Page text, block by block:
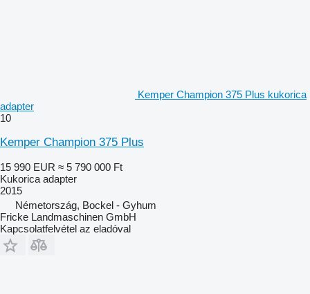
Kemper Champion 375 Plus kukorica
adapter
10
Kemper Champion 375 Plus
15 990 EUR ≈ 5 790 000 Ft
Kukorica adapter
2015
Németország, Bockel - Gyhum
Fricke Landmaschinen GmbH
Kapcsolatfelvétel az eladóval